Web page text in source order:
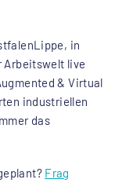
in
Arbeitswelt live
& Virtual
industriellen
das
Frag